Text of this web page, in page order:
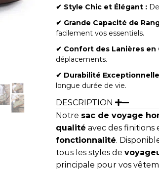
✔︎ Style Chic et Élégant :
✔︎ Grande Capacité de
facilement vos essentiels.
✔︎ Confort des Lanières en
déplacements.
✔︎ Durabilité
longue durée de vie.
DESCRIPTION
Notre sac de voyage
qualité avec des finitions
fonctionnalité.
tous les styles de
principale pour vos